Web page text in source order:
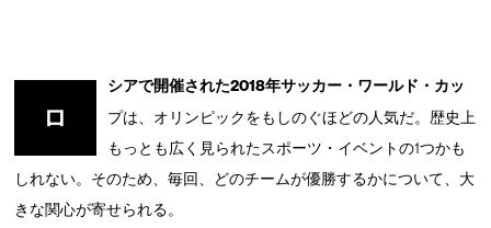
ロ
シアで開催された2018年サッカー・ワールド・カッ
プは、オリンピックをもしのぐほどの人気だ。歴史上
もっとも広く見られたスポーツ・イベントの1つかも
しれない。そのため、毎回、どのチームが優勝するかについて、大
きな関心が寄せられる。